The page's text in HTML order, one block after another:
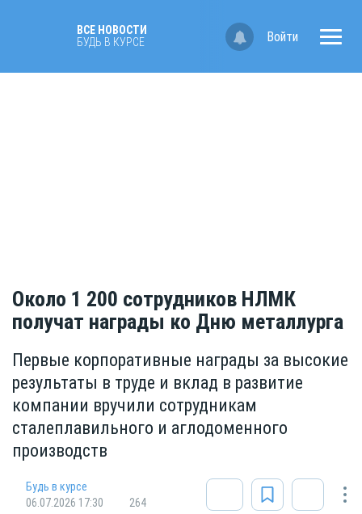
ВСЕ НОВОСТИ
БУДЬ В КУРСЕ
Войти
Около 1 200 сотрудников НЛМК
получат награды ко Дню металлурга
Первые корпоративные награды за высокие
результаты в труде и вклад в развитие
компании вручили сотрудникам
сталеплавильного и аглодоменного
производств
Будь в курсе
06.07.2026 17:30
264